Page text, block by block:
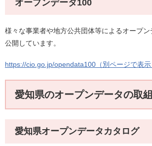
オープンデータ100
様々な事業者や地方公共団体等によるオープ
公開しています。
https://cio.go.jp/opendata100（別ページで表示
愛知県のオープンデータの取組
愛知県オープンデータカタログ